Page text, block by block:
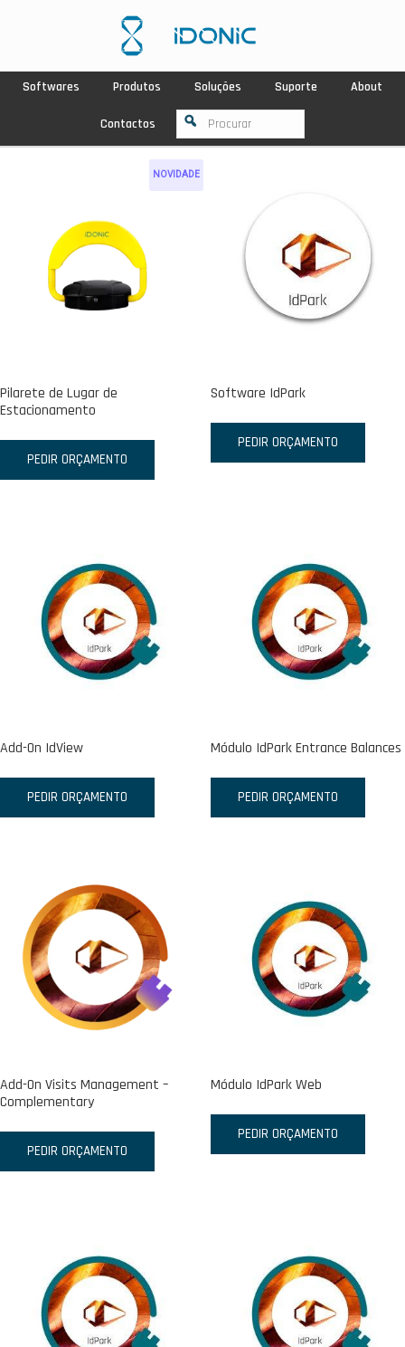
Softwares Produtos Soluções Suporte About
Contactos
NOVIDADE
Pilarete de Lugar de
Estacionamento
PEDIR ORÇAMENTO
Software IdPark
PEDIR ORÇAMENTO
Add-On IdView
PEDIR ORÇAMENTO
Módulo IdPark Entrance Balances
PEDIR ORÇAMENTO
Add-On Visits Management –
Complementary
PEDIR ORÇAMENTO
Módulo IdPark Web
PEDIR ORÇAMENTO